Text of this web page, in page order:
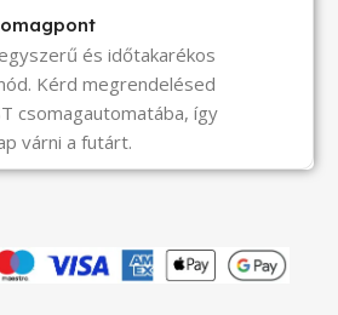
és időtakarékos
Kérd megrendelésed
csomagautomatába, így
várni a futárt.